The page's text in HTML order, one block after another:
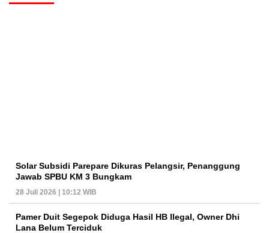
Solar Subsidi Parepare Dikuras Pelangsir, Penanggung
Jawab SPBU KM 3 Bungkam
28 Juli 2026 | 10:12 WIB
Pamer Duit Segepok Diduga Hasil HB Ilegal, Owner Dhi
Lana Belum Terciduk